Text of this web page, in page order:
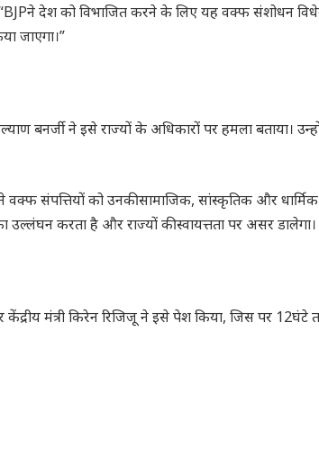
“BJPने देश को विभाजित करने के लिए यह वक्फ संशोधन
जाएगा।”
बनर्जी ने इसे राज्यों के अधिकारों पर हमला बताया।
वक्फ संपत्तियों को उनकी सामाजिक, सांस्कृतिक और धार्मिक
करता है और राज्यों की स्वायत्तता पर असर डालेगा।
मंत्री किरेन रिजिजू ने इसे पेश किया, जिस पर 12घंटे